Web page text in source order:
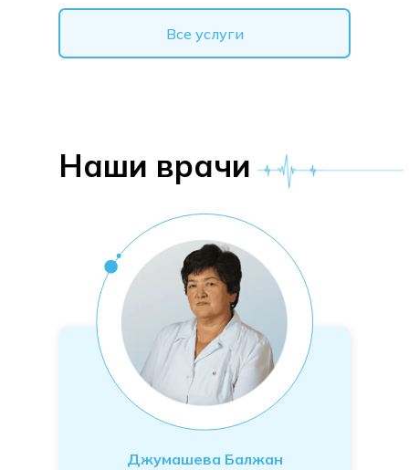
Все услуги
Наши врачи
Джумашева Балжан